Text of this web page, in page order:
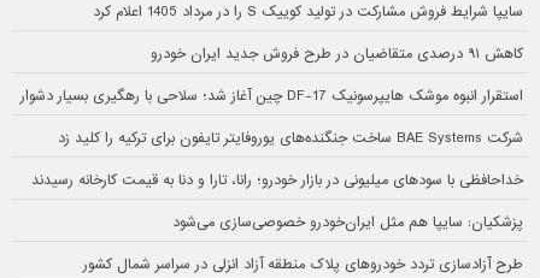
سایپا شرایط فروش مشارکت در تولید کوییک S را در مرداد 1405 اعلام کرد
کاهش ۹۱ درصدی متقاضیان در طرح فروش جدید ایران خودرو
استقرار انبوه موشک هایپرسونیک DF-17 چین آغاز شد؛ سلاحی با رهگیری بسیار دشوار
شرکت BAE Systems ساخت جنگنده‌های یوروفایتر تایفون برای ترکیه را کلید زد
خداحافظی با سودهای میلیونی در بازار خودرو؛ رانا، تارا و دنا به قیمت کارخانه رسیدند
پزشکیان: سایپا هم مثل ایران‌خودرو خصوصی‌سازی می‌شود
طرح آزادسازی تردد خودروهای پلاک منطقه آزاد انزلی در سراسر شمال کشور